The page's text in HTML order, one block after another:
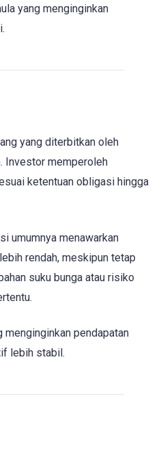
yang menginginkan
yang diterbitkan oleh
Investor memperoleh
ketentuan obligasi hingga
umumnya menawarkan
rendah, meskipun tetap
suku bunga atau risiko
menginginkan pendapatan
lebih stabil.